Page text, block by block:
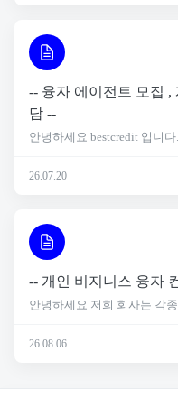
-- 융자 에이전트 모집
담 --
안녕하세요 bestcredit 입니
26.07.20
-- 개인 비지니스 융자
안녕하세요 저희 회사는 각
26.08.06